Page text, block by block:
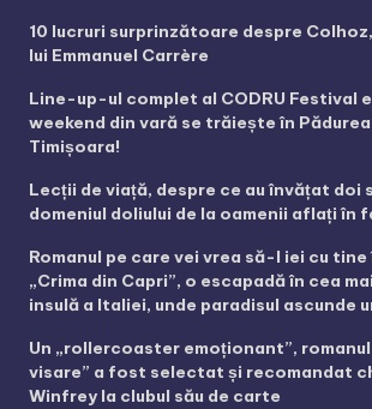
10 lucruri surprinzătoare despre
lui Emmanuel Carrère
Line-up-ul complet al CODRU Festival
weekend din vară se trăiește în Pădurea
Timișoara!
Lecții de viață, despre ce au învățat doi
domeniul doliului de la oamenii aflați în
Romanul pe care vei vrea să-l iei cu tine
„Crima din Capri”, o escapadă în cea
insulă a Italiei, unde paradisul ascunde
Un „rollercoaster emoționant”,
visare” a fost selectat și recomandat
Winfrey la clubul său de carte